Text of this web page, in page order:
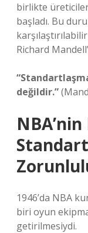
birlikte
başladı. Bu
Richard
değildir.”
1946’da NBA
biri oyun
getirilmesiydi.